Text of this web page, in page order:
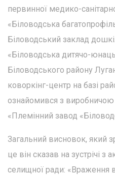
первинної медико-
«Біловодська
Біловодський заклад
«Біловодська дитячо-
Біловодського району
коворкінг-центр на базі
ознайомився з виробничою
«Племінний завод
Загальний висновок, який
це він сказав на зустрічі з
селищної ради: «Враження